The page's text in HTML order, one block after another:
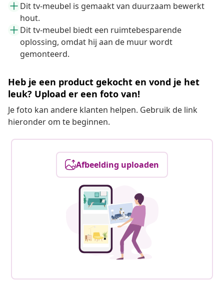
Dit tv-meubel is gemaakt van duurzaam bewerkt
hout.
Dit tv-meubel biedt een ruimtebesparende
oplossing, omdat hij aan de muur wordt
gemonteerd.
Heb je een product gekocht en vond je het
leuk? Upload er een foto van!
Je foto kan andere klanten helpen. Gebruik de link
hieronder om te beginnen.
Afbeelding uploaden